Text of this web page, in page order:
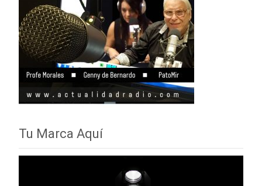
Tu Marca Aquí